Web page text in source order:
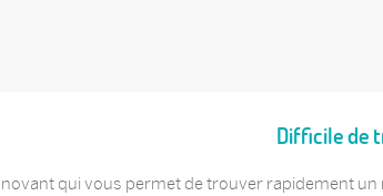
Difficile de
qui vous permet de trouver rapidement